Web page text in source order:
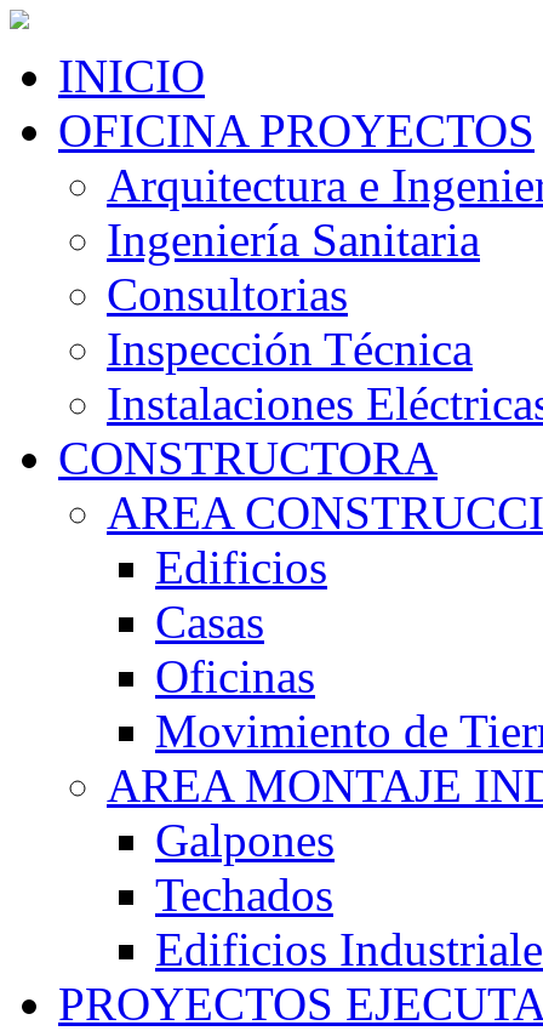
INICIO
OFICINA PROYECTOS
Arquitectura e
Ingeniería Sanitaria
Consultorias
Inspección Técnica
Instalaciones
CONSTRUCTORA
AREA
Edificios
Casas
Oficinas
Movimiento de
AREA MONTAJE
Galpones
Techados
Edificios
PROYECTOS